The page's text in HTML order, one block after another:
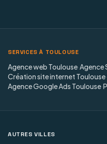
SERVICES À TOULOUSE
Agence web Toulouse·Agence
Création site internet Toulouse·
Agence Google Ads Toulouse·
AUTRES VILLES